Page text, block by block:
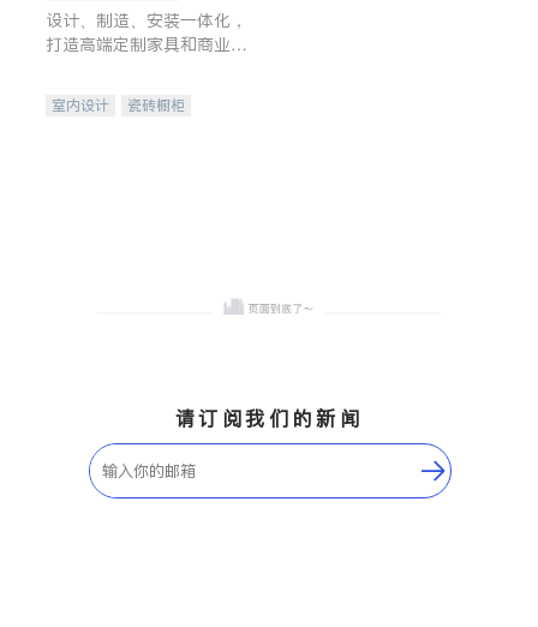
设计、制造、安装一体化，
打造高端定制家具和商业空
室内设计
瓷砖橱柜
请订阅我们的新闻